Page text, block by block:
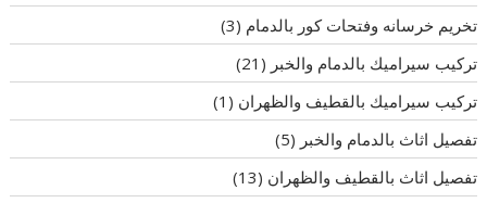
تخريم خرسانه وفتحات كور بالدمام (3)
تركيب سيراميك بالدمام والخبر (21)
تركيب سيراميك بالقطيف والظهران (1)
تفصيل اثاث بالدمام والخبر (5)
تفصيل اثاث بالقطيف والظهران (13)